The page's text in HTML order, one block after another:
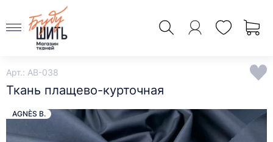
Арт.: AB-038
Ткань плащево-курточная
AGNÈS B.